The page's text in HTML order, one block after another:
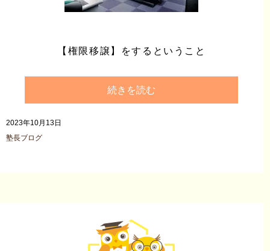
【権限移譲】をするということ
続きを読む
2023年10月13日
塾長ブログ